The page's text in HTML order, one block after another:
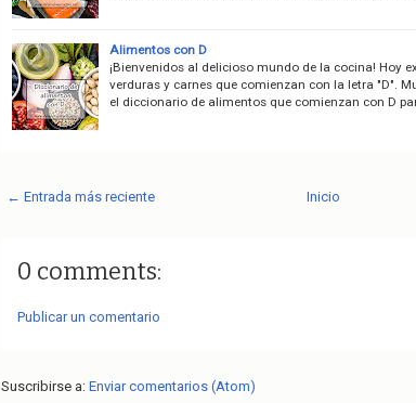
Alimentos con D
¡Bienvenidos al delicioso mundo de la cocina! Hoy
verduras y carnes que comienzan con la letra "D".
el diccionario de alimentos que comienzan con D
← Entrada más reciente Inicio
0 comments:
Publicar un comentario
Suscribirse a: Enviar comentarios (Atom)